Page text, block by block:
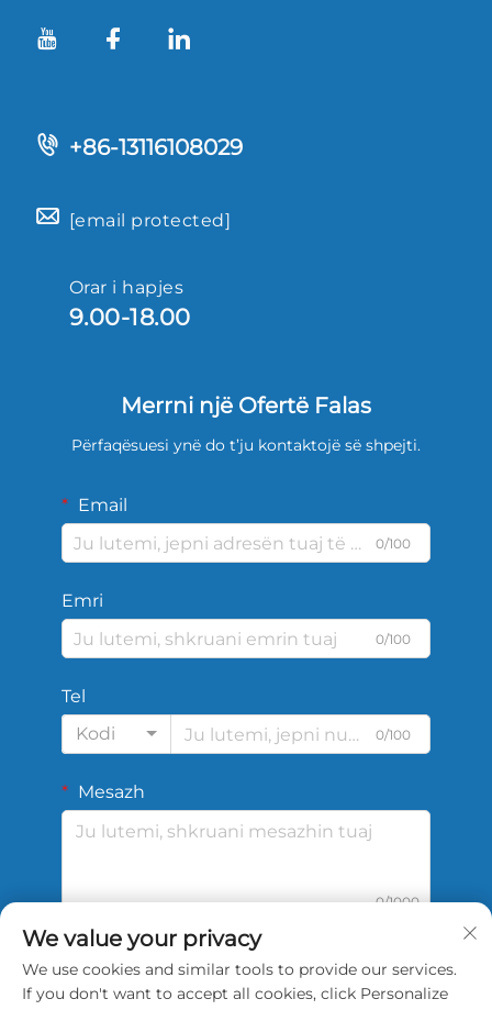
+86-13116108029
[email protected]
Orar i hapjes
9.00-18.00
Merrni një Ofertë Falas
Përfaqësuesi ynë do t’ju kontaktojë së shpejti.
Email
0/100
Emri
0/100
Tel
Kodi
0/100
Mesazh
0/1000
DËRGO
We value your privacy
We use cookies and similar tools to provide our services.
If you don't want to accept all cookies, click Personalize